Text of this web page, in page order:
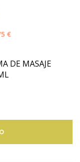
€
DE MASAJE